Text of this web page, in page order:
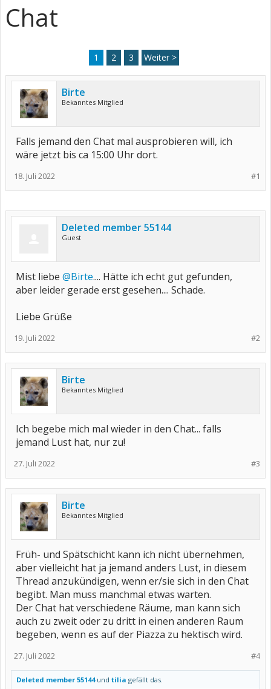
Chat
1 2 3 Weiter >
Birte
Bekanntes Mitglied
Falls jemand den Chat mal ausprobieren will, ich
wäre jetzt bis ca 15:00 Uhr dort.
#1
18. Juli 2022
Deleted member 55144
Guest
Mist liebe @Birte.... Hätte ich echt gut gefunden,
aber leider gerade erst gesehen.... Schade.
Liebe Grüße
#2
19. Juli 2022
Birte
Bekanntes Mitglied
Ich begebe mich mal wieder in den Chat... falls
jemand Lust hat, nur zu!
#3
27. Juli 2022
Birte
Bekanntes Mitglied
Früh- und Spätschicht kann ich nicht übernehmen,
aber vielleicht hat ja jemand anders Lust, in diesem
Thread anzukündigen, wenn er/sie sich in den Chat
begibt. Man muss manchmal etwas warten.
Der Chat hat verschiedene Räume, man kann sich
auch zu zweit oder zu dritt in einen anderen Raum
begeben, wenn es auf der Piazza zu hektisch wird.
#4
27. Juli 2022
Deleted member 55144und tilia gefällt das.